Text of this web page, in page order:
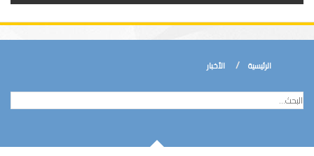
حولنا
إعلانات ومناقصات
المكتبة الالكترونية
الرئيسية الأخبار